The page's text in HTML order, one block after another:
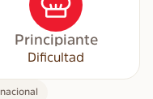
Dificultad
Principiante